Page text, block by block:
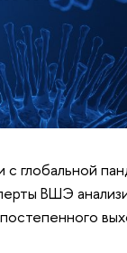
глобальной
ВШЭ